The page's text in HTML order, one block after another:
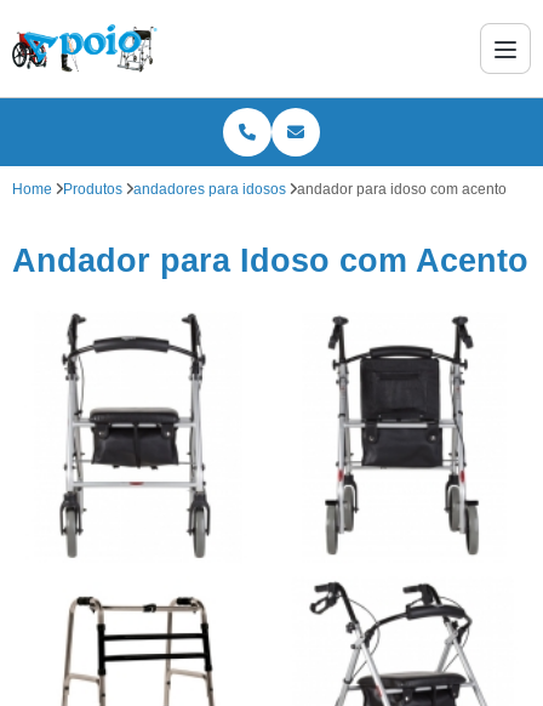
Home Produtos andadores para idosos andador para idoso com acento
Andador para Idoso com Acento